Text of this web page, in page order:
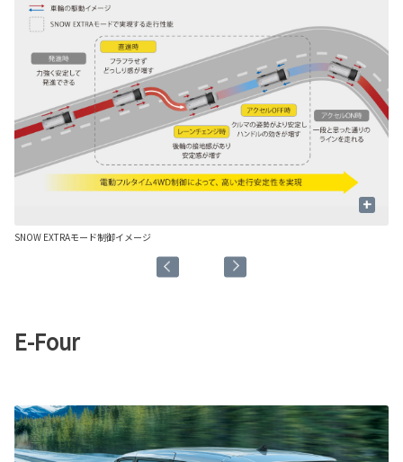
+
SNOW EXTRAモード制御イメージ
E-Four